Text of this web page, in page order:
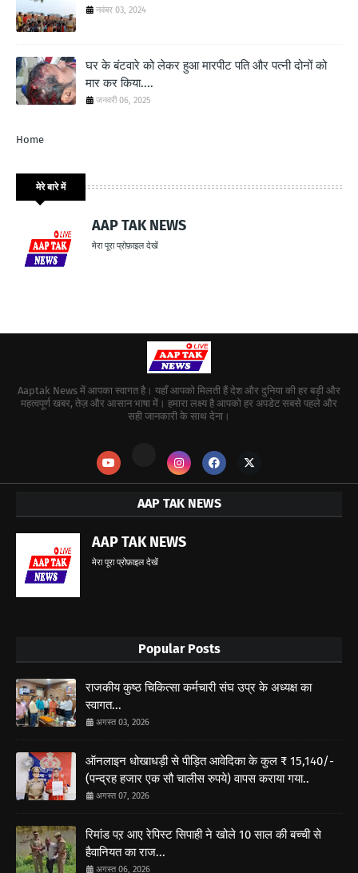
नवंबर 03, 2024
घर के बंटवारे को लेकर हुआ मारपीट पति और पत्नी दोनों को
मार कर किया....
जनवरी 06, 2025
Home
मेरे बारे में
AAP TAK NEWS
मेरा पूरा प्रोफ़ाइल देखें
Aaptak News में आपका स्वागत है। यहाँ आपको मिलती हैं देश और दुनिया की हर बड़ी और
महत्वपूर्ण खबर, तेज़ और आसान भाषा में। हमारा लक्ष्य है आपको हर अपडेट सबसे पहले और
सही जानकारी के साथ देना।
AAP TAK NEWS
AAP TAK NEWS
मेरा पूरा प्रोफ़ाइल देखें
Popular Posts
राजकीय कुष्ठ चिकित्सा कर्मचारी संघ उप्र के अध्यक्ष का
स्वागत...
अगस्त 03, 2026
ऑनलाइन धोखाधड़ी से पीड़ित आवेदिका के कुल ₹ 15,140/-
(पन्द्रह हजार एक सौ चालीस रुपये) वापस कराया गया..
अगस्त 07, 2026
रिमांड पऱ आए रेपिस्ट सिपाही ने खोले 10 साल की बच्ची से
हैवानियत का राज...
अगस्त 06, 2026